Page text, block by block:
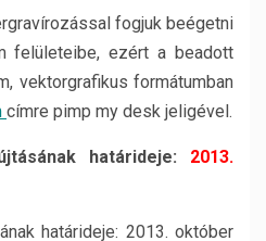
fogjuk beégetni
felületeibe, ezért a beadott
vektorgrafikus formátumban
címre pimp my desk jeligével.
határideje: 2013.
határideje: 2013. október